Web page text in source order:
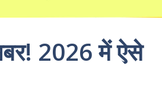
2026 में ऐसे